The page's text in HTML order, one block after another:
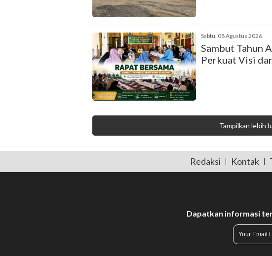
Sabtu, 08 Agustus 2026
Sambut Tahun
Perkuat Visi
Tampilkan lebih
Redaksi Kontak
Dapatkan informasi